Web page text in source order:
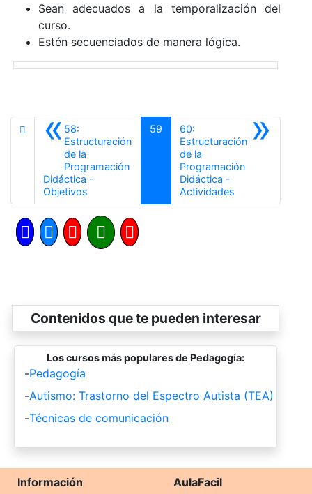
Sean adecuados a la temporalización del
curso.
Estén secuenciados de manera lógica.
«58:
Estructuración
de la
Programación
Didáctica -
Objetivos
59 »
60:
Estructuración
de la
Programación
Didáctica -
ActividadesSiguiente
Contenidos que te pueden interesar
Los cursos más populares de Pedagogía:
-Pedagogía
-Autismo: Trastorno del Espectro Autista (TEA)
-Técnicas de comunicación
Información
AulaFacil